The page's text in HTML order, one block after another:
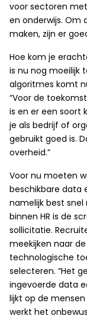
voor sectoren
en onderwijs. Om
maken, zijn er
Hoe kom je
is nu nog moeilijk
algoritmes komt
“Voor de
is en er een soort
je als bedrijf of
gebruikt goed is.
overheid.”
Voor nu moeten
beschikbare data
namelijk best snel
binnen HR is de
sollicitatie.
meekijken naar
technologische
selecteren. “Het
ingevoerde data
lijkt op de
werkt het